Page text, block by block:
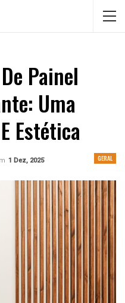
Painel
Uma
Estética
GERAL
1 Dez, 2025